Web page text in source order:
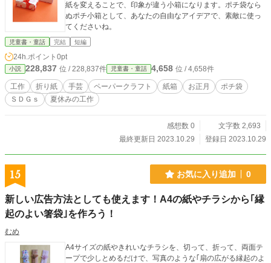
紙を変えることで、印象が違う小箱になります。ポチ袋なら
ぬポチ小箱として、あなたの自由なアイデアで、素敵に使っ
てくださいね。
児童書・童話 完結 短編
24h.ポイント 0pt
小説 228,837 位 / 228,837件 児童書・童話 4,658 位 / 4,658件
工作 折り紙 手芸 ペーパークラフト 紙箱 お正月
ポチ袋
ＳＤＧｓ
夏休みの工作
感想数 0
文字数 2,693
最終更新日 2023.10.29
登録日 2023.10.29
15 お気に入り追加 0
新しい広告方法としても使えます！A4の紙やチラシから｢縁
起のよい箸袋｣を作ろう！
むめ
A4サイズの紙やきれいなチラシを、切って、折って、両面テ
ープで少しとめるだけで、写真のような｢扇の広がる縁起のよ